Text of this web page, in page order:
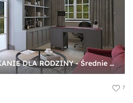
KLIMATYCZNE MIESZKANIE DLA RODZINY - Średnie w osobnym pomieszczeniu z sofą beżowe szare biuro, styl tradycyjny - zdjęcie od VIVINO Studio
7